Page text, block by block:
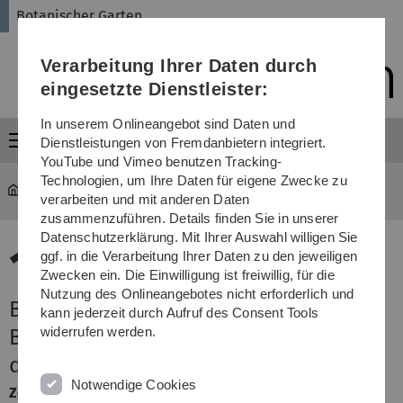
Direkt
Direkt
Direkt
(Sprache,
Drucken,
Media)
Direkt
Direkt
Botanischer Garten
Menü
Terminansicht
19.November 2026
Botanische Mittagspause: Heilige
Blüten und bittere Tränke - Pflanzen
der Azteken
Zeit:
Donnerstag, 12:15 - 12:45 Uhr
Verarbeitung Ihrer Daten durch
eingesetzte Dienstleister:
In unserem Onlineangebot sind Daten und
Dienstleistungen von Fremdanbietern integriert.
YouTube und Vimeo benutzen Tracking-
Technologien, um Ihre Daten für eigene Zwecke zu
verarbeiten und mit anderen Daten
zusammenzuführen. Details finden Sie in unserer
Datenschutzerklärung. Mit Ihrer Auswahl willigen Sie
ggf. in die Verarbeitung Ihrer Daten zu den jeweiligen
Zwecken ein. Die Einwilligung ist freiwillig, für die
Nutzung des Onlineangebotes nicht erforderlich und
kann jederzeit durch Aufruf des Consent Tools
widerrufen werden.
Notwendige Cookies